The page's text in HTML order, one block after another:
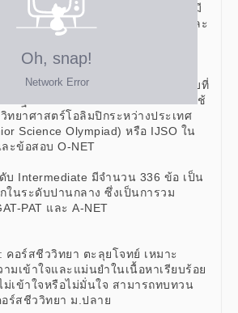
ข่งขันเข้ามหาวิทยาลัย ซึ่งข้อสอบจะมี
หมวดหมู่ ได้แก่ ข้อสอบระดับ Basic และ
ผู้เรียนสามารถเลือกทำโจทย์
รได้เลย โดย
บ Basic มีจำนวน 392 ข้อ เป็นข้อสอบที่
พื้นฐาน ซึ่งเป็นการรวบรวมข้อสอบที่ใช้
ทยาศาสตร์โอลิมปิกระหว่างประเทศ
Science Olympiad) หรือ IJSO ใน
ะข้อสอบ O-NET
บ Intermediate มีจำนวน 336 ข้อ เป็น
ในระดับปานกลาง ซึ่งเป็นการวม
PAT และ A-NET
คอร์สชีววิทยา ตะลุยโจทย์ เหมาะ
มเข้าใจและแม่นยำในเนื้อหาเรียบร้อย
ม่เข้าใจหรือไม่มั่นใจ สามารถทบทวน
ร์สชีววิทยา ม.ปลาย